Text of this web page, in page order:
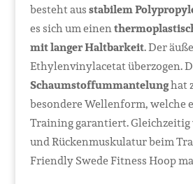
besteht ausstabilem
es sich um einen
mit langer Haltbarkeit. Der
Ethylenvinylacetat überzogen.
Schaumstoffummantelunghat
besondere Wellenform, welche
Training garantiert. Gleichzeitig
und Rückenmuskulatur beim
Friendly Swede Fitness Hoop